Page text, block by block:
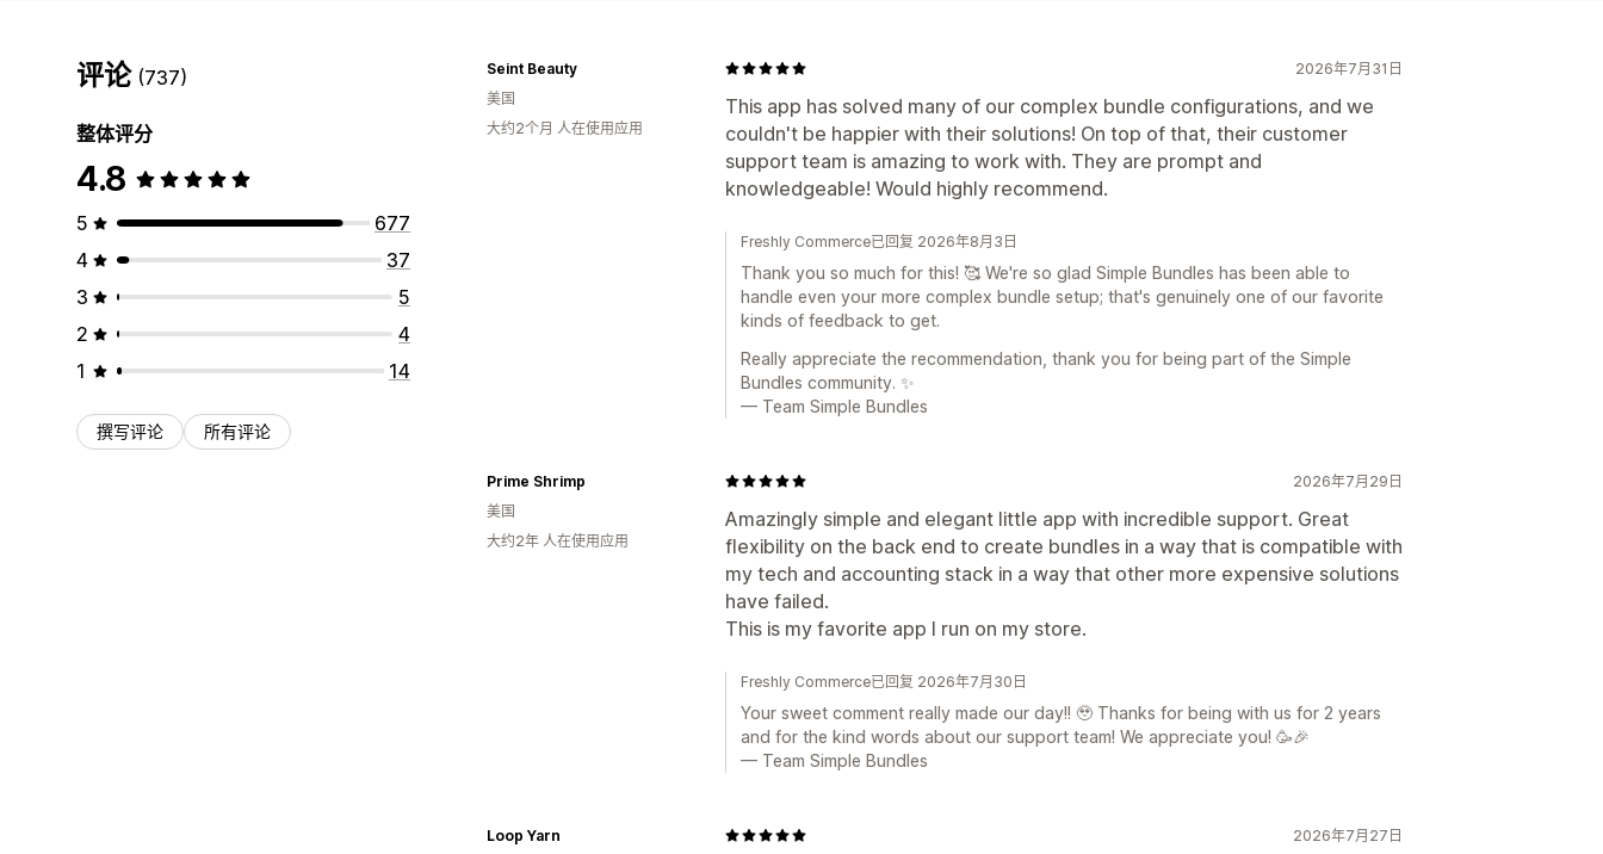
评论 (737)
整体评分
4.8
5
677
4
37
3
5
2
4
1
14
撰写评论 所有评论
2026年7月31日
This app has solved many of our complex bundle configurations, and we
couldn't be happier with their solutions! On top of that, their customer
support team is amazing to work with. They are prompt and
knowledgeable! Would highly recommend.
Seint Beauty
美国
大约2个月 人在使用应用
Freshly Commerce已回复 2026年8月3日
Thank you so much for this! 🥰 We're so glad Simple Bundles has been able to
handle even your more complex bundle setup; that's genuinely one of our favorite
kinds of feedback to get.
Really appreciate the recommendation, thank you for being part of the Simple
Bundles community. ✨
— Team Simple Bundles
2026年7月29日
Amazingly simple and elegant little app with incredible support. Great
flexibility on the back end to create bundles in a way that is compatible with
my tech and accounting stack in a way that other more expensive solutions
have failed.
This is my favorite app I run on my store.
Prime Shrimp
美国
大约2年 人在使用应用
Freshly Commerce已回复 2026年7月30日
Your sweet comment really made our day!! 🥹 Thanks for being with us for 2 years
and for the kind words about our support team! We appreciate you! 🥳🎉
— Team Simple Bundles
2026年7月27日
Loop Yarn